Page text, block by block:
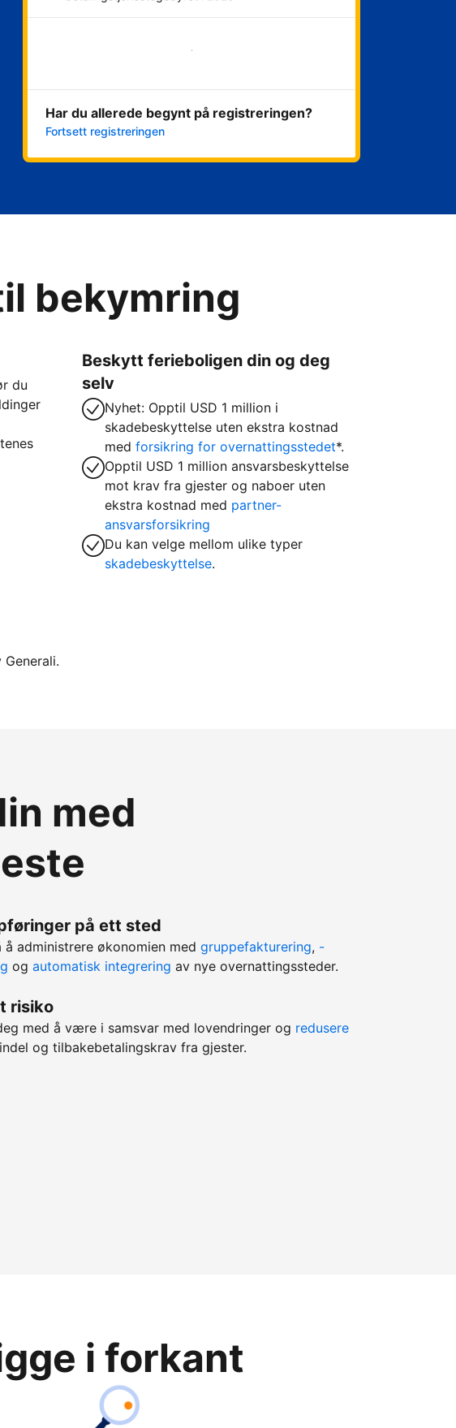
Kom i gang nå
Har du allerede begynt på registreringen?
Fortsett registreringen
bekymring
du
Beskytt ferieboligen din og deg
selv
Nyhet: Opptil USD 1 million i
skadebeskyttelse uten ekstra kostnad
medforsikring for overnattingsstedet*.
Opptil USD 1 million ansvarsbeskyttelse
mot krav fra gjester og naboer uten
ekstra kostnad med partner-
ansvarsforsikring
Du kan velge mellom ulike typer
skadebeskyttelse.
med
på ett sted
å administrere økonomien med gruppefakturering, -
og automatisk integrering av nye overnattingssteder.
risiko
med å være i samsvar med lovendringer og redusere
og tilbakebetalingskrav fra gjester.
i forkant